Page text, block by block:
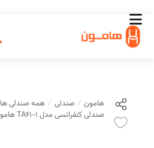
هامون صندلی همه صندلی ها
صندلی کنفرانسی مدل TA61-1 هامون